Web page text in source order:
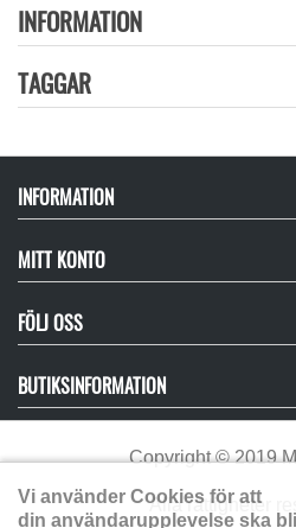
INFORMATION
TAGGAR
INFORMATION
MITT KONTO
FÖLJ OSS
BUTIKSINFORMATION
Copyright©2019
Alla rättigheter
Vi använder Cookies för att
din användarupplevelse ska